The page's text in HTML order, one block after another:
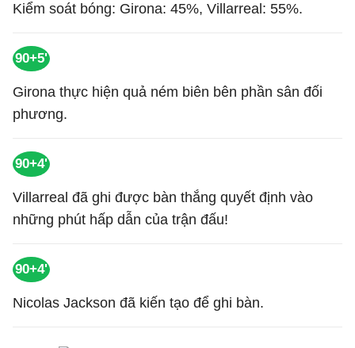
Kiểm soát bóng: Girona: 45%, Villarreal: 55%.
90+5'
Girona thực hiện quả ném biên bên phần sân đối
phương.
90+4'
Villarreal đã ghi được bàn thắng quyết định vào
những phút hấp dẫn của trận đấu!
90+4'
Nicolas Jackson đã kiến tạo để ghi bàn.